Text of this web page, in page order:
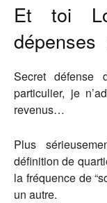
Et toi
dépenses
Secret défense
particulier, je
revenus…
Plus
définition de
la fréquence de
un autre.